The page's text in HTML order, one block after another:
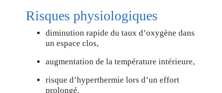
Risques physiologiques
diminution rapide du taux d’oxygène dans
un espace clos,
augmentation de la température intérieure,
risque d’hyperthermie lors d’un effort
prolongé.